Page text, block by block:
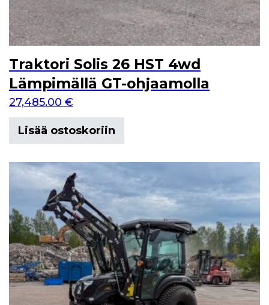
Traktori Solis 26 HST 4wd
Lämpimällä GT-ohjaamolla
27,485.00 €
Lisää ostoskoriin